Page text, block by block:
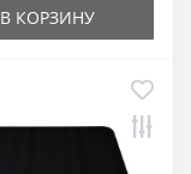
В КОРЗИНУ